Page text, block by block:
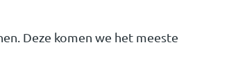
Deze komen we het meeste